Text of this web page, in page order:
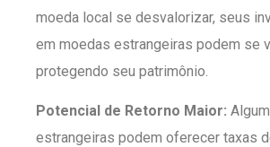
moeda local se desvalorizar, seus
em moedas estrangeiras podem se
protegendo seu patrimônio.
Potencial de Retorno Maior:
estrangeiras podem oferecer taxas